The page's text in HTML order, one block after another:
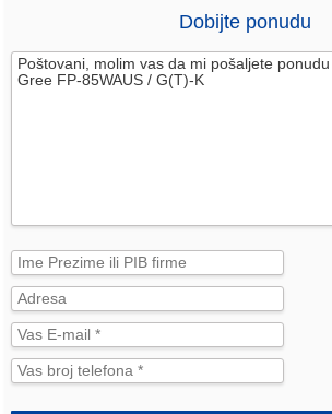
Dobijte ponudu